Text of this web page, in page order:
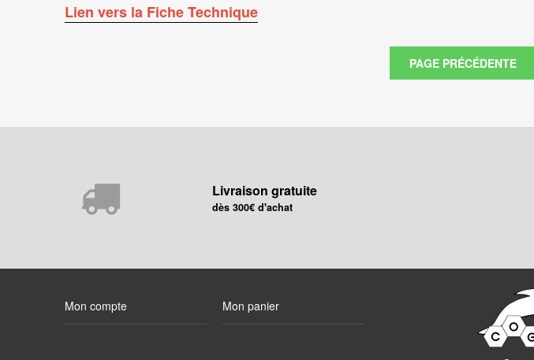
Lien vers la Fiche Technique
Livraison gratuite
dès 300€ d'achat
Mon compte Mon panier